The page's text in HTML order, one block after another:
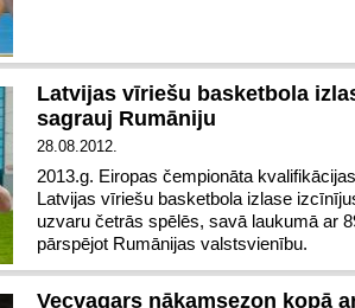
Latvijas vīriešu basketbola
sagrauj Rumāniju
28.08.2012.
2013.g. Eiropas čempionāta
Latvijas vīriešu basketbola izlase
uzvaru četrās spēlēs, savā laukumā ar
pārspējot Rumānijas valstsvienību.
Vecvagars nākamsezon kopā